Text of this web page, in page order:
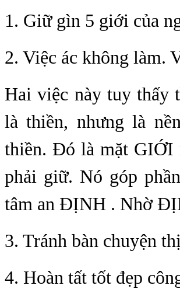
1. Giữ gìn 5 giới của
2. Việc ác không làm.
Hai việc này tuy thấy
là thiền, nhưng là
thiền. Đó là mặt GIỚI
phải giữ. Nó góp
tâm an ĐỊNH . Nhờ
3. Tránh bàn chuyện
4. Hoàn tất tốt đẹp